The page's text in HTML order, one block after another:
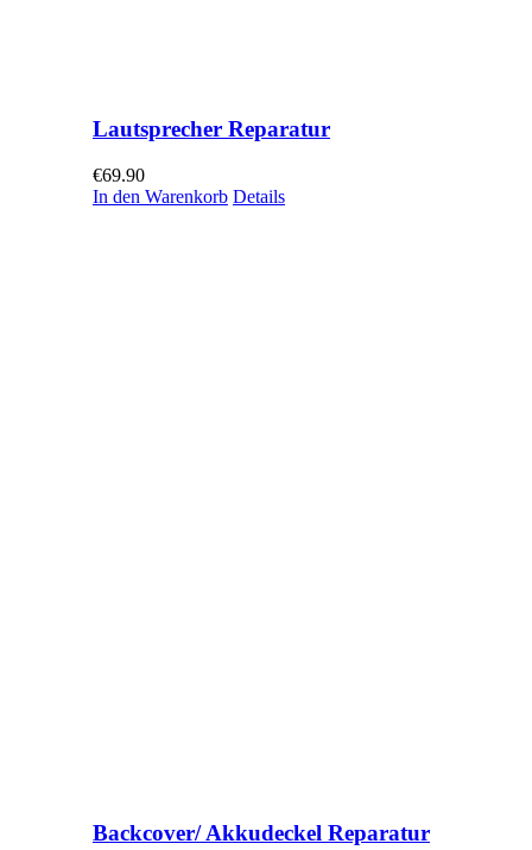
Lautsprecher Reparatur
€69.90
In den Warenkorb Details
Backcover/ Akkudeckel Reparatur